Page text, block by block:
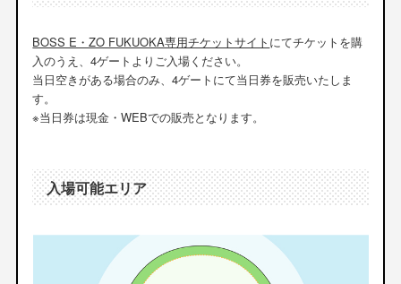
BOSS E・ZO FUKUOKA専用チケットサイト にてチケットを購
入のうえ、4ゲートよりご入場ください。
当日空きがある場合のみ、4ゲートにて当日券を販売いたしま
す。
※当日券は現金・WEBでの販売となります。
入場可能エリア